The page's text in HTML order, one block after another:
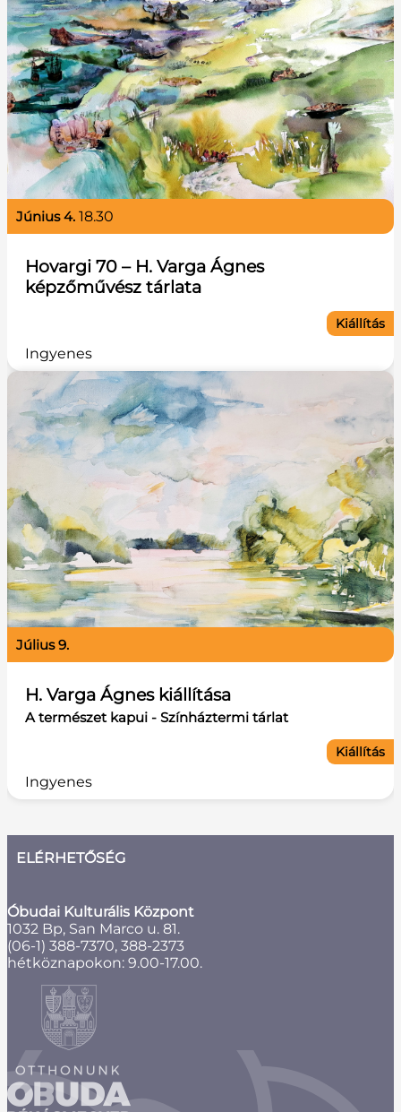
Hovargi 70 – H. Varga Ágnes
képzőművész tárlata
június 4. 18.30
Ingyenes
Kiállítás
H. Varga Ágnes kiállítása
A természet kapui - Színháztermi tárlat
július 9.
Ingyenes
Kiállítás
ELÉRHETŐSÉG
Óbudai Kulturális Központ
1032 Bp, San Marco u. 81.
(06-1) 388-7370, 388-2373
hétköznapokon: 9.00-17.00.